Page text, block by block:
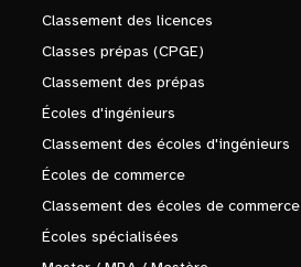
Classement des licences
Classes prépas (CPGE)
Classement des prépas
Écoles d'ingénieurs
Classement des écoles d'ingénieurs
Écoles de commerce
Classement des écoles de commerce
Écoles spécialisées